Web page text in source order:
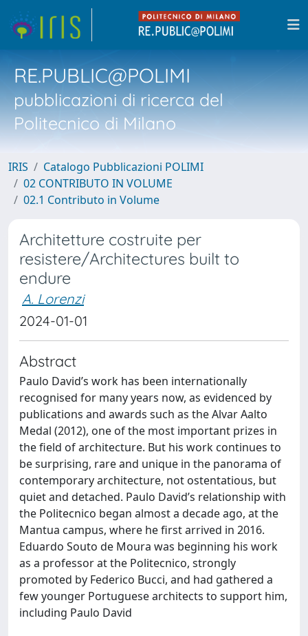
RE.PUBLIC@POLIMI
pubblicazioni di ricerca del
Politecnico di Milano
IRIS
Catalogo Pubblicazioni POLIMI
02 CONTRIBUTO IN VOLUME
02.1 Contributo in Volume
Architetture costruite per
resistere/Architectures built to
endure
A. Lorenzi
2024-01-01
Abstract
Paulo David’s work has been internationally
recognised for many years now, as evidenced by
publications and awards such as the Alvar Aalto
Medal (2012), one of the most important prizes in
the field of architecture. But his work continues to
be surprising, rare and unique in the panorama of
contemporary architecture, not ostentatious, but
quiet and detached. Paulo David’s relationship with
the Politecnico began almost a decade ago, at the
Mantua campus, where he first arrived in 2016.
Eduardo Souto de Moura was beginning his work
as a professor at the Politecnico, strongly
promoted by Federico Bucci, and had gathered a
few younger Portuguese architects to support him,
including Paulo David